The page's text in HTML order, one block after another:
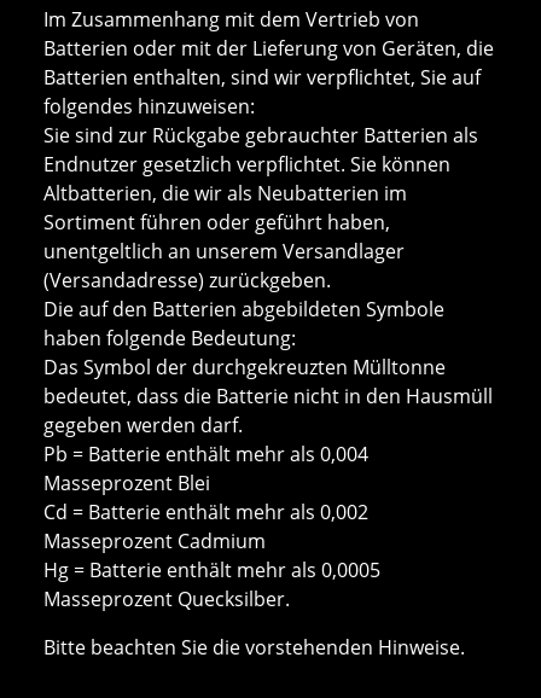
Im Zusammenhang mit dem Vertrieb von
Batterien oder mit der Lieferung von Geräten, die
Batterien enthalten, sind wir verpflichtet, Sie auf
folgendes hinzuweisen:
Sie sind zur Rückgabe gebrauchter Batterien als
Endnutzer gesetzlich verpflichtet. Sie können
Altbatterien, die wir als Neubatterien im
Sortiment führen oder geführt haben,
unentgeltlich an unserem Versandlager
(Versandadresse) zurückgeben.
Die auf den Batterien abgebildeten Symbole
haben folgende Bedeutung:
Das Symbol der durchgekreuzten Mülltonne
bedeutet, dass die Batterie nicht in den Hausmüll
gegeben werden darf.
Pb = Batterie enthält mehr als 0,004
Masseprozent Blei
Cd = Batterie enthält mehr als 0,002
Masseprozent Cadmium
Hg = Batterie enthält mehr als 0,0005
Masseprozent Quecksilber.
Bitte beachten Sie die vorstehenden Hinweise.